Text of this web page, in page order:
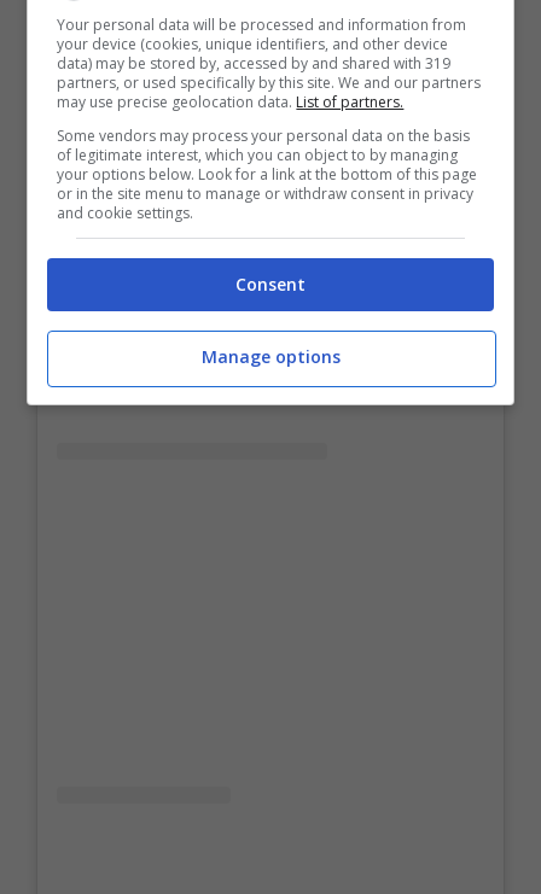
Your personal data will be processed and information from
your device (cookies, unique identifiers, and other device
data) may be stored by, accessed by and shared with 319
partners, or used specifically by this site. We and our partners
may use precise geolocation data. List of partners.
Some vendors may process your personal data on the basis
of legitimate interest, which you can object to by managing
your options below. Look for a link at the bottom of this page
or in the site menu to manage or withdraw consent in privacy
and cookie settings.
Consent
Manage options